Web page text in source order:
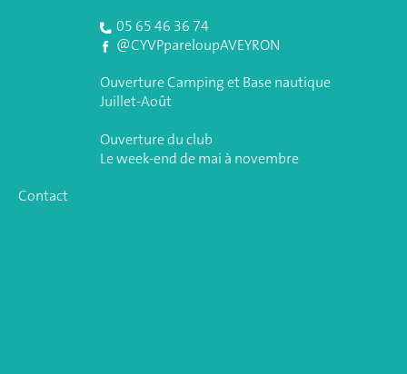
05 65 46 36 74
@CYVPpareloupAVEYRON
Ouverture Camping et Base nautique
Juillet-Août
Ouverture du club
Le week-end de mai à novembre
Contact